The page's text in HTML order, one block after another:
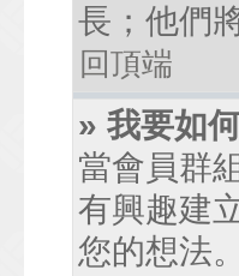
長；他們
回頂端
» 我要如
當會員群
有興趣建
您的想法。